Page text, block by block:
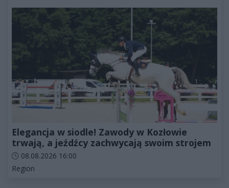
Elegancja w siodle! Zawody w Kozłowie
trwają, a jeźdźcy zachwycają swoim strojem
Data dodania artykułu:
08.08.2026 16:00
Kategorie artykułu:
Region